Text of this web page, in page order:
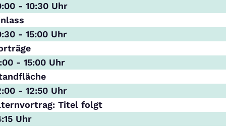
- 10:30 Uhr
- 15:00 Uhr
- 15:00 Uhr
- 12:50 Uhr
Titel folgt
Uhr